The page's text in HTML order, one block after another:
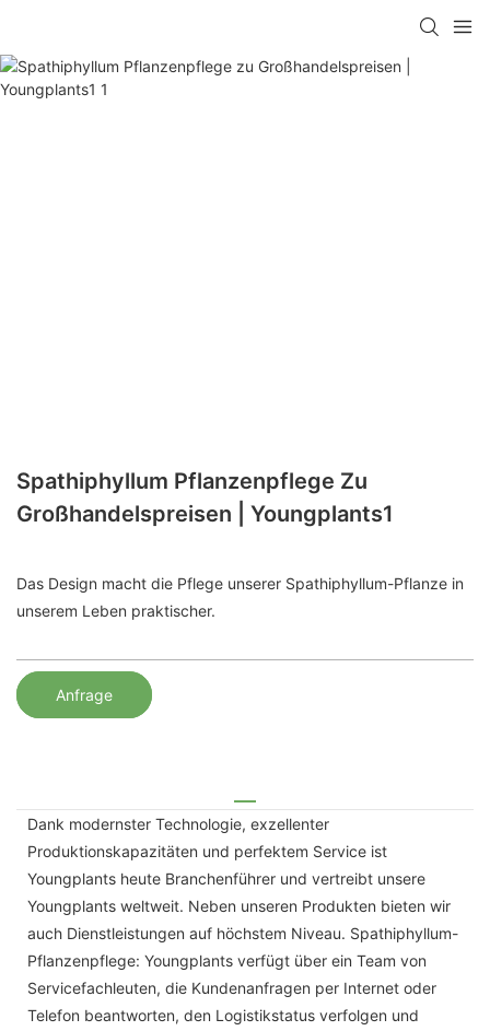
Spathiphyllum Pflanzenpflege Zu
Großhandelspreisen | Youngplants1
Das Design macht die Pflege unserer Spathiphyllum-Pflanze in
unserem Leben praktischer.
Anfrage
Dank modernster Technologie, exzellenter
Produktionskapazitäten und perfektem Service ist
Youngplants heute Branchenführer und vertreibt unsere
Youngplants weltweit. Neben unseren Produkten bieten wir
auch Dienstleistungen auf höchstem Niveau. Spathiphyllum-
Pflanzenpflege: Youngplants verfügt über ein Team von
Servicefachleuten, die Kundenanfragen per Internet oder
Telefon beantworten, den Logistikstatus verfolgen und